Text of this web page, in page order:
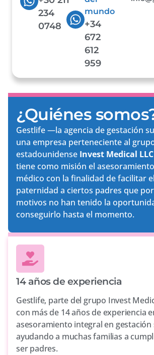
234
0748
mundo
+34
672
612
959
¿Quiénes
Gestlife —la agencia de gestación
una empresa perteneciente al
estadounidense Invest Medical
tiene como misión el
médico con la finalidad de facilitar
paternidad a ciertos padres que
motivos no han tenido la
conseguirlo hasta el momento.
14 años de experiencia
Gestlife, parte del grupo Invest
con más de 14 años de experiencia
asesoramiento integral en gestación
ayudando a muchas familias a
ser padres.